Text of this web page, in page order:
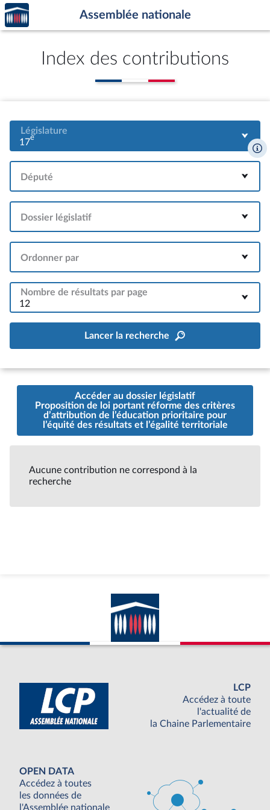
Aller au contenu
Aller en bas de la page
Accèder
à la
page
Assemblée nationale
Index des contributions
Législature
17e
Député
Dossier législatif
Ordonner par
Nombre de résultats par page
12
Lancer la recherche
Accéder au dossier législatif
Proposition de loi portant réforme des critères
d’attribution de l’éducation prioritaire pour
l’équité des résultats et l’égalité territoriale
Aucune contribution ne correspond à la
recherche
LCP
Accédez à toute
l'actualité de
la Chaine Parlementaire
OPEN DATA
Accédez à toutes
les données de
l'Assemblée nationale